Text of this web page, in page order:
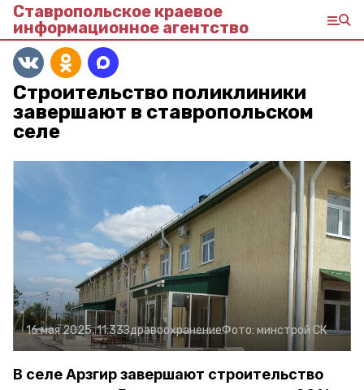
Ставропольское краевое
информационное агентство
Строительство поликлиники
завершают в ставропольском
селе
16 мая 2025, 11:33ЗдравоохранениеФото: минстрой СК
В селе Арзгир завершают строительство